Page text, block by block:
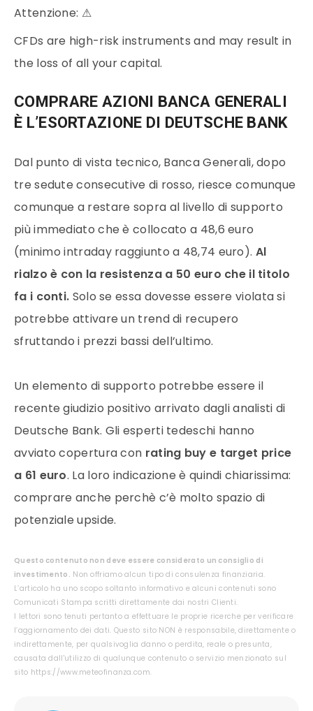
Attenzione: ⚠
CFDs are high-risk instruments and may result in
the loss of all your capital.
COMPRARE AZIONI BANCA GENERALI
È L’ESORTAZIONE DI DEUTSCHE BANK
Dal punto di vista tecnico, Banca Generali, dopo
tre sedute consecutive di rosso, riesce comunque
comunque a restare sopra al livello di supporto
più immediato che è collocato a 48,6 euro
(minimo intraday raggiunto a 48,74 euro). Al
rialzo è con la resistenza a 50 euro che il titolo
fa i conti. Solo se essa dovesse essere violata si
potrebbe attivare un trend di recupero
sfruttando i prezzi bassi dell’ultimo.
Un elemento di supporto potrebbe essere il
recente giudizio positivo arrivato dagli analisti di
Deutsche Bank. Gli esperti tedeschi hanno
avviato copertura con rating buy e target price
a 61 euro. La loro indicazione è quindi chiarissima:
comprare anche perchè c’è molto spazio di
potenziale upside.
Questo contenuto non deve essere considerato un consiglio di
investimento. Non offriamo alcun tipo di consulenza finanziaria.
L’articolo ha uno scopo soltanto informativo e alcuni contenuti sono
Comunicati Stampa scritti direttamente dai nostri Clienti.
I lettori sono tenuti pertanto a effettuare le proprie ricerche per verificare
l’aggiornamento dei dati. Questo sito NON è responsabile, direttamente o
indirettamente, per qualsivoglia danno o perdita, reale o presunta,
causata dall'utilizzo di qualunque contenuto o servizio menzionato sul
sito https://www.meteofinanza.com.